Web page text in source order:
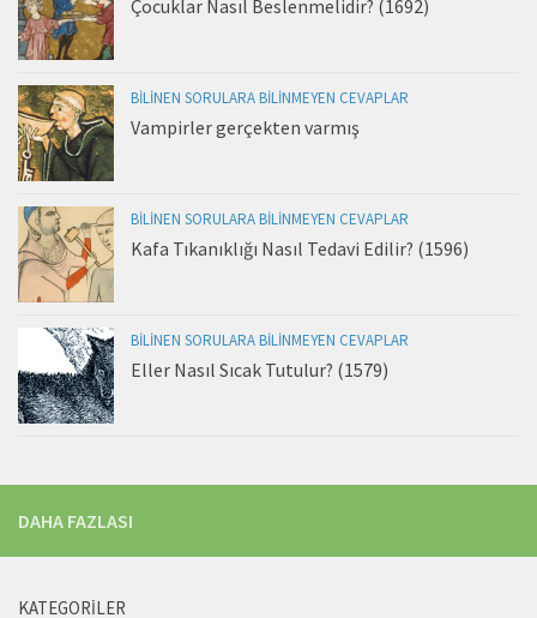
Çocuklar Nasıl Beslenmelidir? (1692)
BILINEN SORULARA BILINMEYEN CEVAPLAR
Vampirler gerçekten varmış
BILINEN SORULARA BILINMEYEN CEVAPLAR
Kafa Tıkanıklığı Nasıl Tedavi Edilir? (1596)
BILINEN SORULARA BILINMEYEN CEVAPLAR
Eller Nasıl Sıcak Tutulur? (1579)
DAHA FAZLASI
KATEGORILER